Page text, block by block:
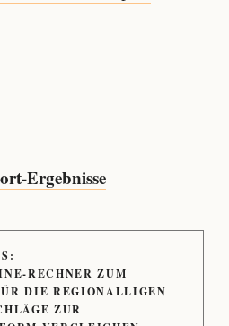
Ergebnisse
RECHNER ZUM
DIE REGIONALLIGEN
ZUR